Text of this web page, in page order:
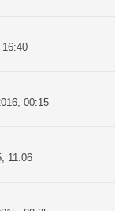
16:40
00:15
11:06